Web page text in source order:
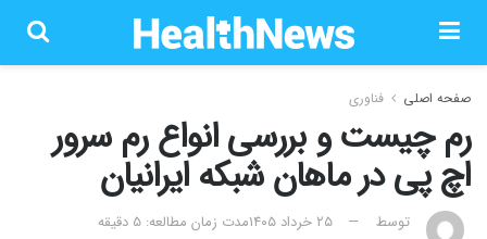
صفحه اصلی فناوری
رم چیست و بررسی انواع رم سرور
اچ پی در ماهان شبکه ایرانیان
توسط ۲۵ خرداد ۱۴۰۵ مدت زمان مطالعه: 5 دقیقه